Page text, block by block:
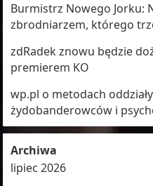
Burmistrz Nowego Jorku:
zbrodniarzem, którego
zdRadek znowu będzie
premierem KO
wp.pl o metodach
żydobanderowców i
Archiwa
lipiec 2026